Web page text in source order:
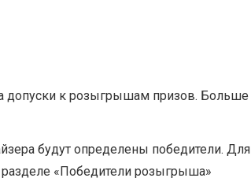
допуски к розыгрышам призов. Больше
будут определены победители. Для
«Победители розыгрыша»